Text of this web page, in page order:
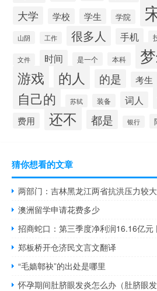
大学 学校 学生 学院
山阴 工作 很多人 手机
文件 时间 是一个 本科
游戏 的人 的是 考生
自己的 苏轼 装备 词人
费用 还不 都是 银行
猜你想看的文章
两部门：吉林黑龙江两省抗洪压力较
澳洲留学申请花费多少
招商蛇口：第三季度净利润16.16亿元
郑板桥开仓济民文言文翻译
“毛嫱鄣袂”的出处是哪里
怀孕期间肚脐眼发炎怎么办（肚脐眼发